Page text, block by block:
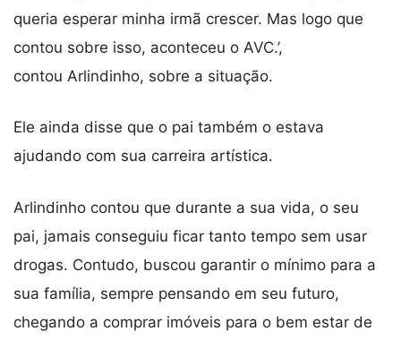
queria esperar minha irmã crescer. Mas logo que
contou sobre isso, aconteceu o AVC.’,
contou Arlindinho, sobre a situação.
Ele ainda disse que o pai também o estava
ajudando com sua carreira artística.
Arlindinho contou que durante a sua vida, o seu
pai, jamais conseguiu ficar tanto tempo sem usar
drogas. Contudo, buscou garantir o mínimo para a
sua família, sempre pensando em seu futuro,
chegando a comprar imóveis para o bem estar de